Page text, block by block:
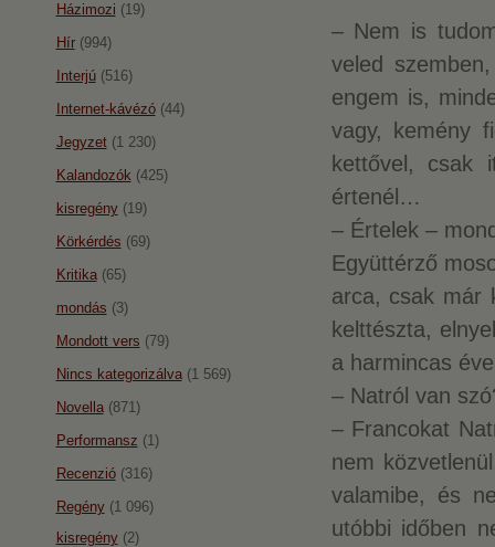
– Nem is
veled
engem is,
vagy, kemény
kettővel, csak
értenél…
– Értelek –
Együttérző
arca, csak már
kelttészta,
a harmincas
– Natról van
– Francokat
nem
valamibe, és
utóbbi időben
Házimozi (19)
Hír(994)
Interjú(516)
Internet-kávézó(44)
Jegyzet(1 230)
Kalandozók (425)
kisregény(19)
Körkérdés (69)
Kritika(65)
mondás (3)
Mondott vers (79)
Nincs kategorizálva(1 569)
Novella(871)
Performansz (1)
Recenzió(316)
Regény(1 096)
kisregény(2)